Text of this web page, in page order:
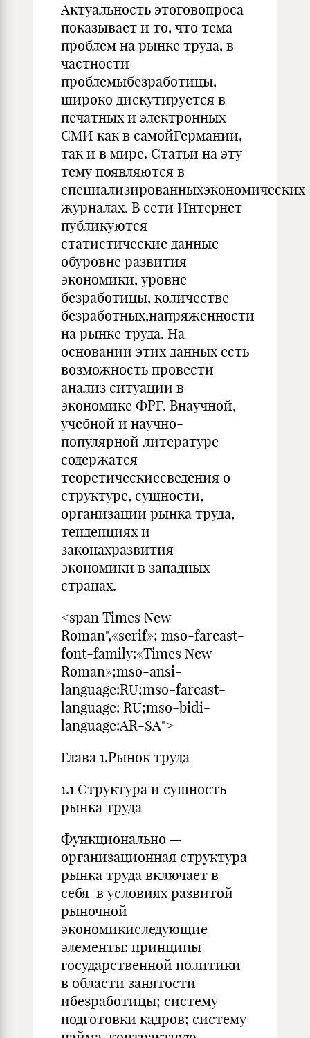
Актуальность этоговопроса
показывает и то, что тема
проблем на рынке труда, в
частности
проблемыбезработицы,
широко дискутируется в
печатных и электронных
СМИ как в самойГермании,
так и в мире. Статьи на эту
тему появляются в
специализированныхэкономических
журналах. В сети Интернет
публикуются
статистические данные
обуровне развития
экономики, уровне
безработицы, количестве
безработных,напряженности
на рынке труда. На
основании этих данных есть
возможность провести
анализ ситуации в
экономике ФРГ. Внаучной,
учебной и научно-
популярной литературе
содержатся
теоретическиесведения о
структуре, сущности,
организации рынка труда,
тенденциях и
законахразвития
экономики в западных
странах.
<span Times New
Roman",«serif»; mso-fareast-
font-family:«Times New
Roman»;mso-ansi-
language:RU;mso-fareast-
language: RU;mso-bidi-
language:AR-SA">
Глава 1.Рынок труда
1.1 Структура и сущность
рынка труда
Функционально —
организационная структура
рынка труда включает в
себя в условиях развитой
рыночной
экономикиследующие
элементы: принципы
государственной политики
в области занятости
ибезработицы; систему
подготовки кадров; систему